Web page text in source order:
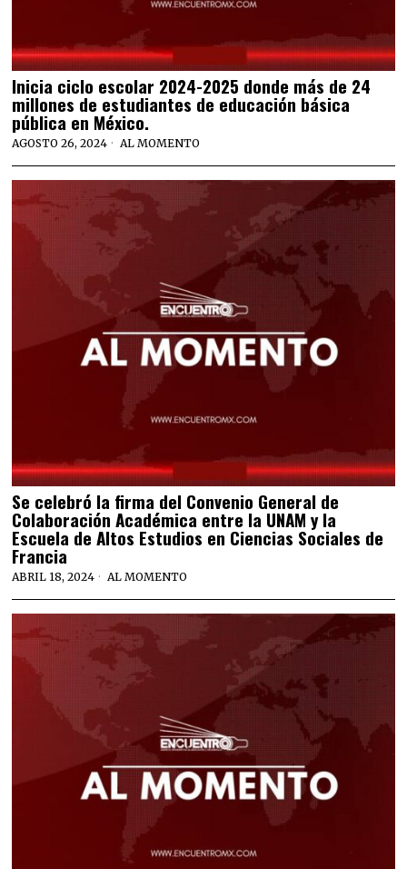
Inicia ciclo escolar 2024-2025 donde más de 24
millones de estudiantes de educación básica
pública en México.
AGOSTO 26, 2024 AL MOMENTO
⁠Se celebró la firma del Convenio General de
Colaboración Académica entre la UNAM y la
Escuela de Altos Estudios en Ciencias Sociales de
Francia
ABRIL 18, 2024 AL MOMENTO